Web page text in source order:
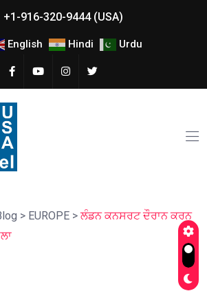
+1-916-320-9444 (USA)
English Hindi Urdu
> EUROPE >ਲੰਡਨ ਕਨਸਰਟ ਦੌਰਾਨ ਕਰਨ